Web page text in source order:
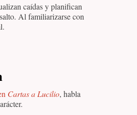
caídas y planifican
Al familiarizarse con
Cartas a Lucilio, habla